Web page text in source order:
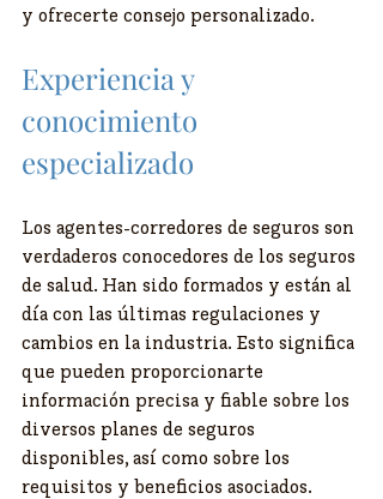
y ofrecerte consejo personalizado.
Experiencia y
conocimiento
especializado
Los agentes-corredores de seguros son
verdaderos conocedores de los seguros
de salud. Han sido formados y están al
día con las últimas regulaciones y
cambios en la industria. Esto significa
que pueden proporcionarte
información precisa y fiable sobre los
diversos planes de seguros
disponibles, así como sobre los
requisitos y beneficios asociados.